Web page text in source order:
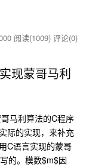
阅读(1009) 评论(0)
现蒙哥马利
马利算法的C程序
际的实现，来补充
C语言实现的蒙哥
的。模数$m$因